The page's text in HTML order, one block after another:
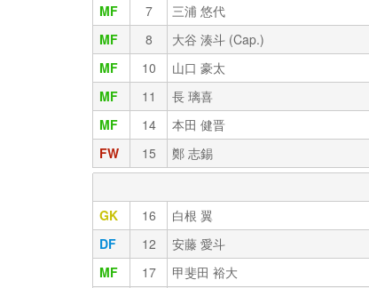
MF
7 三浦 悠代
MF
8 大谷 湊斗 (Cap.)
MF
10 山口 豪太
MF
11 長 璃喜
MF
14 本田 健晋
FW
15 鄭 志錫
GK
16 白根 翼
DF
12 安藤 愛斗
MF
17 甲斐田 裕大